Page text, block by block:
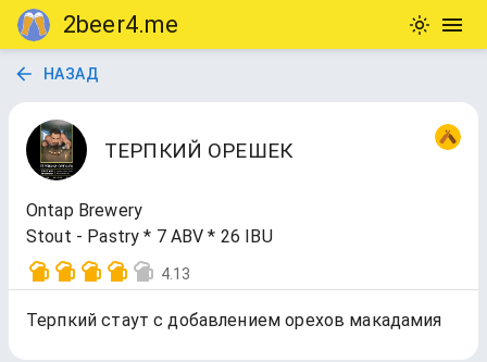
2beer4.me
НАЗАД
ТЕРПКИЙ ОРЕШЕК
Ontap Brewery
Stout - Pastry * 7 ABV * 26 IBU
4.13
Терпкий стаут с добавлением орехов макадамия